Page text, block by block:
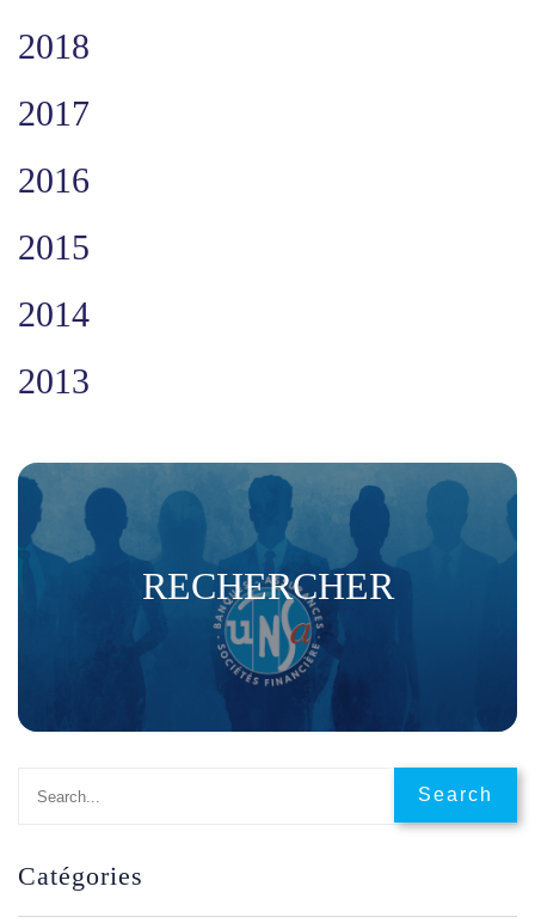
2018
2017
2016
2015
2014
2013
RECHERCHER
Catégories